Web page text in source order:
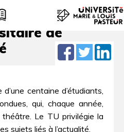
2001 du TU, le
de
centaine d’étudiants,
qui, chaque année,
Le TU privilégie la
sujets liés à l’actualité.